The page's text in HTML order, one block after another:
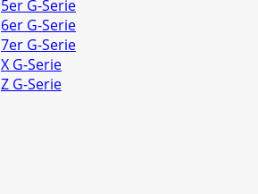
5er G-Serie
6er G-Serie
7er G-Serie
X G-Serie
Z G-Serie